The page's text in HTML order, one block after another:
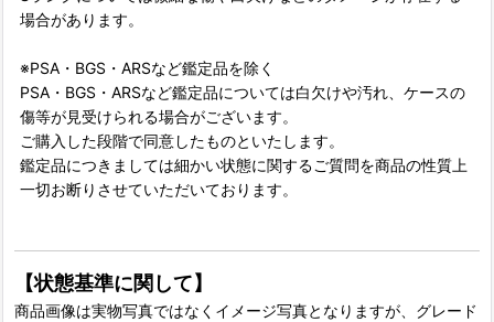
場合があります。
※PSA・BGS・ARSなど鑑定品を除く
PSA・BGS・ARSなど鑑定品については白欠けや汚れ、ケースの
傷等が見受けられる場合がございます。
ご購入した段階で同意したものといたします。
鑑定品につきましては細かい状態に関するご質問を商品の性質上
一切お断りさせていただいております。
【状態基準に関して】
商品画像は実物写真ではなくイメージ写真となりますが、グレード